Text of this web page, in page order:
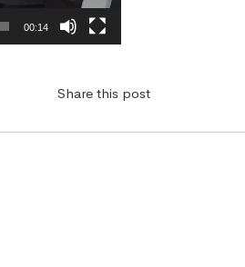
00:14
Share this post